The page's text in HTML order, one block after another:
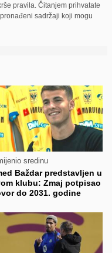
pravila. Čitanjem prihvatate
sadržaji koji mogu
sredinu
Baždar predstavljen u
klubu: Zmaj potpisao
do 2031. godine